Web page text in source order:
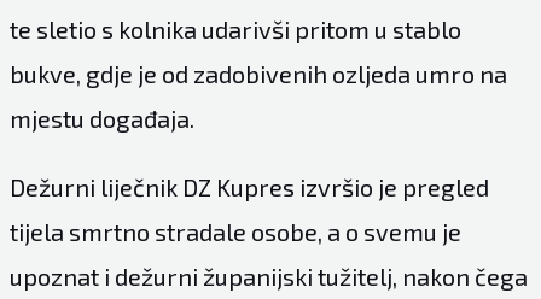
te sletio s kolnika udarivši pritom u stablo
bukve, gdje je od zadobivenih ozljeda umro na
mjestu događaja.
Dežurni liječnikDZ Kupres izvršio je pregled
tijela smrtno stradale osobe, a o svemu je
upoznat i dežurni županijski tužitelj, nakon čega